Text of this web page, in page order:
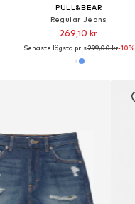
PULL&BEAR
Regular Jeans
269,10 kr
Senaste lägsta pris:299,00 kr-10%